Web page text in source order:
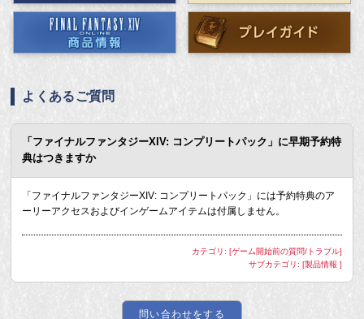
よくあるご質問
「ファイナルファンタジーXIV: コンプリートパック」に早期予約特
典はつきますか
「ファイナルファンタジーXIV: コンプリートパック」には予約特典のア
ーリーアクセスおよびインゲームアイテムは付属しません。
カテゴリ: [ゲーム開始前の質問/トラブル]
サブカテゴリ: [製品情報 ]